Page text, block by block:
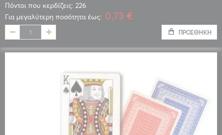
Πόντοι που κερδίζεις: 226
Για μεγαλύτερη ποσότητα έως: 0,73 €
ΠΡΟΣΘΉΚΗ